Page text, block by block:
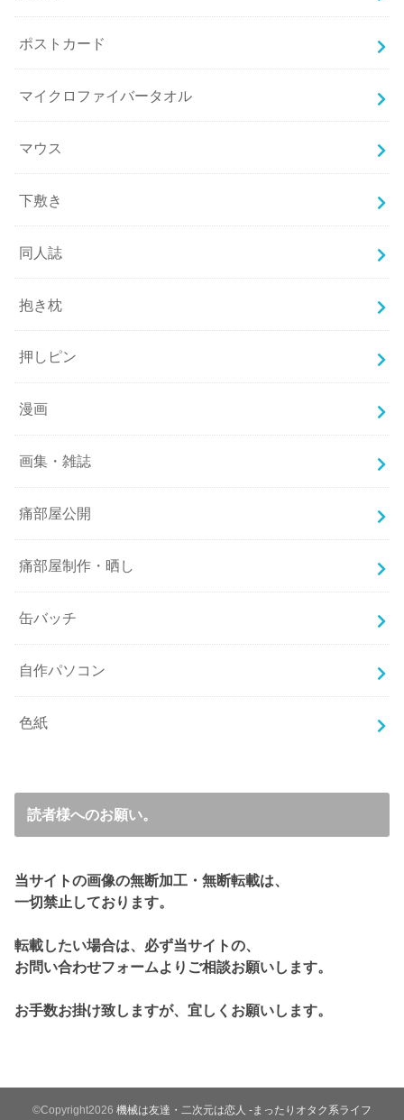
ポストカード
マイクロファイバータオル
マウス
下敷き
同人誌
抱き枕
押しピン
漫画
画集・雑誌
痛部屋公開
痛部屋制作・晒し
缶バッチ
自作パソコン
色紙
読者様へのお願い。
当サイトの画像の無断加工・無断転載は、
一切禁止しております。
転載したい場合は、必ず当サイトの、
お問い合わせフォームよりご相談お願いします。
お手数お掛け致しますが、宜しくお願いします。
©Copyright2026 機械は友達・二次元は恋人 -まったりオタク系ライフ